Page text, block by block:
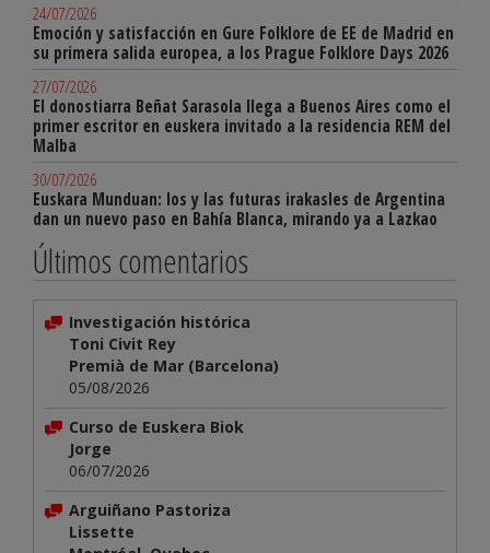
24/07/2026
Emoción y satisfacción en Gure Folklore de EE de Madrid en
su primera salida europea, a los Prague Folklore Days 2026
27/07/2026
El donostiarra Beñat Sarasola llega a Buenos Aires como el
primer escritor en euskera invitado a la residencia REM del
Malba
30/07/2026
Euskara Munduan: los y las futuras irakasles de Argentina
dan un nuevo paso en Bahía Blanca, mirando ya a Lazkao
Últimos comentarios
Investigación histórica
Toni Civit Rey
Premià de Mar (Barcelona)
05/08/2026
Curso de Euskera Biok
Jorge
06/07/2026
Arguiñano Pastoriza
Lissette